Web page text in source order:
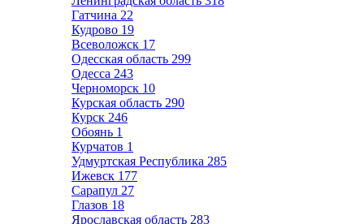
Гатчина 22
Кудрово 19
Всеволожск 17
Одесская область 299
Одесса 243
Черноморск 10
Курская область 290
Курск 246
Обоянь 1
Курчатов 1
Удмуртская Республика 285
Ижевск 177
Сарапул 27
Глазов 18
Ярославская область 283